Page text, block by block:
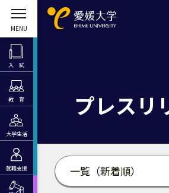
入 試
教 育
大学生活
就職支援
プレスリ
一覧（新着順）